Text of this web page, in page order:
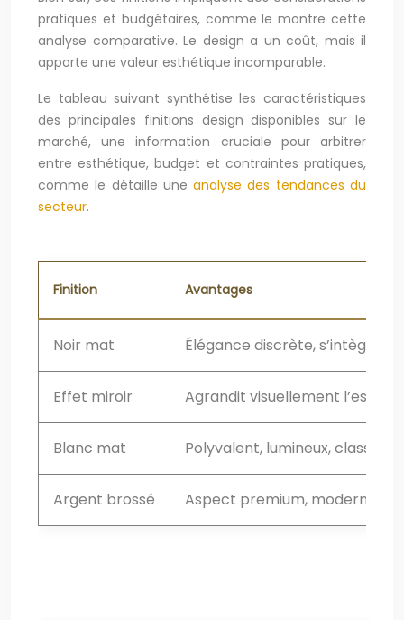
pratiques et budgétaires, comme le montre cette
analyse comparative. Le design a un coût, mais il
apporte une valeur esthétique incomparable.
Le tableau suivant synthétise les caractéristiques
des principales finitions design disponibles sur le
marché, une information cruciale pour arbitrer
entre esthétique, budget et contraintes pratiques,
comme le détaille uneanalyse des tendances du
secteur.
Finition Avantages
Noir mat Élégance discrète, s’intègre
Effet miroir Agrandit visuellement
Blanc mat Polyvalent, lumineux, classique
Argent brossé Aspect premium, moderne